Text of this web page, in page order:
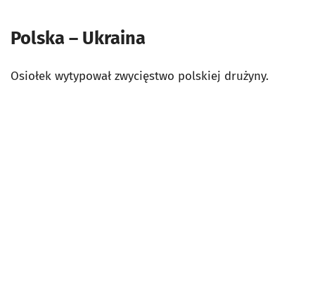
Polska – Ukraina
Osiołek wytypował zwycięstwo polskiej drużyny.